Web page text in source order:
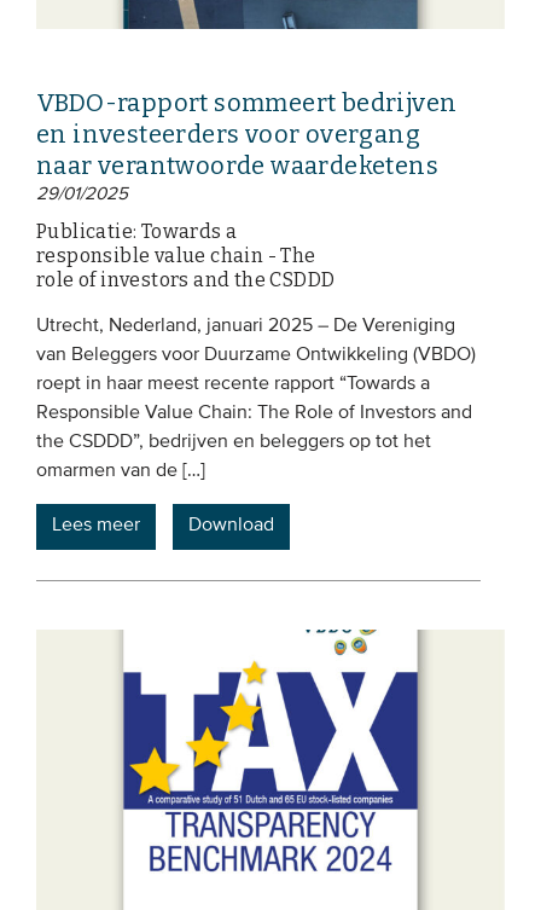
VBDO-rapport sommeert bedrijven
en investeerders voor overgang
naar verantwoorde waardeketens
29/01/2025
Publicatie: Towards a
responsible value chain - The
role of investors and the CSDDD
Utrecht, Nederland, januari 2025 – De Vereniging
van Beleggers voor Duurzame Ontwikkeling (VBDO)
roept in haar meest recente rapport “Towards a
Responsible Value Chain: The Role of Investors and
the CSDDD”, bedrijven en beleggers op tot het
omarmen van de […]
Lees meer Download